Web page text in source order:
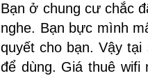
Bạn ở chung cư chắc
nghe. Bạn bực mình
quyết cho bạn. Vậy
để dùng. Giá thuê wifi